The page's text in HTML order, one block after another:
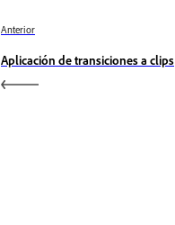
Anterior
Aplicación de transiciones a clips